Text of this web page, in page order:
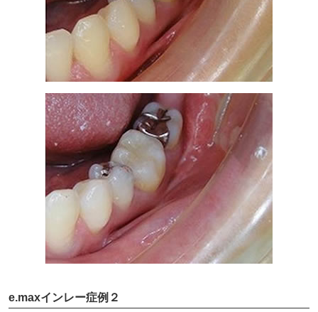
e.maxインレー症例２